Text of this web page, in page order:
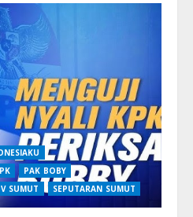
PAK BOBY
SUMUT SEPUTARAN SUMUT